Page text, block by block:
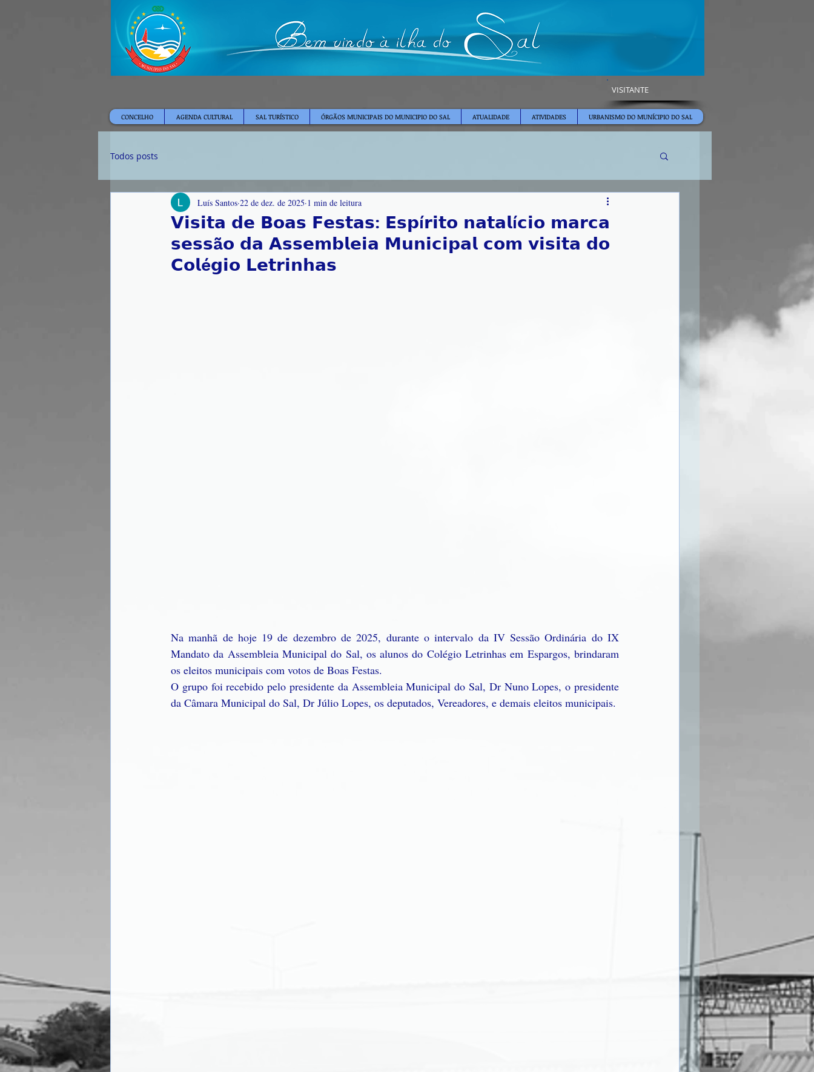
VISITANTE
CONCELHO AGENDA CULTURAL SAL TURÍSTICO ÓRGÃOS MUNICIPAIS DO MUNICIPIO DO SAL ATUALIDADE ATIVIDADES URBANISMO DO MUNÍCIPIO DO SAL
Todos posts
𝗩𝗶𝘀𝗶𝘁𝗮 𝗱𝗲 𝗕𝗼𝗮𝘀 𝗙𝗲𝘀𝘁𝗮𝘀: 𝗘𝘀𝗽í𝗿𝗶𝘁𝗼 𝗻𝗮𝘁𝗮𝗹í𝗰𝗶𝗼 𝗺𝗮𝗿𝗰𝗮
𝘀𝗲𝘀𝘀ã𝗼 𝗱𝗮 𝗔𝘀𝘀𝗲𝗺𝗯𝗹𝗲𝗶𝗮 𝗠𝘂𝗻𝗶𝗰𝗶𝗽𝗮𝗹 𝗰𝗼𝗺 𝘃𝗶𝘀𝗶𝘁𝗮 𝗱𝗼
𝗖𝗼𝗹é𝗴𝗶𝗼 𝗟𝗲𝘁𝗿𝗶𝗻𝗵𝗮𝘀
Luís Santos 22 de dez. de 2025 1 min de leitura
Na manhã de hoje 19 de dezembro de 2025, durante o intervalo da IV Sessão Ordinária do IX
Mandato da Assembleia Municipal do Sal, os alunos do Colégio Letrinhas em Espargos, brindaram
os eleitos municipais com votos de Boas Festas.
O grupo foi recebido pelo presidente da Assembleia Municipal do Sal, Dr Nuno Lopes, o presidente
da Câmara Municipal do Sal, Dr Júlio Lopes, os deputados, Vereadores, e demais eleitos municipais.